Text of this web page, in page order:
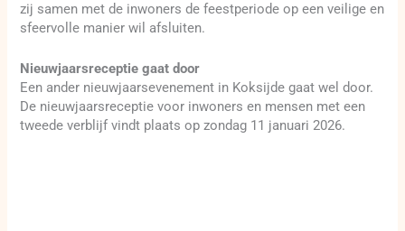
zij samen met de inwoners de feestperiode op een veilige en
sfeervolle manier wil afsluiten.
Nieuwjaarsreceptie gaat door
Een ander nieuwjaarsevenement in Koksijde gaat wel door.
De nieuwjaarsreceptie voor inwoners en mensen met een
tweede verblijf vindt plaats op zondag 11 januari 2026.